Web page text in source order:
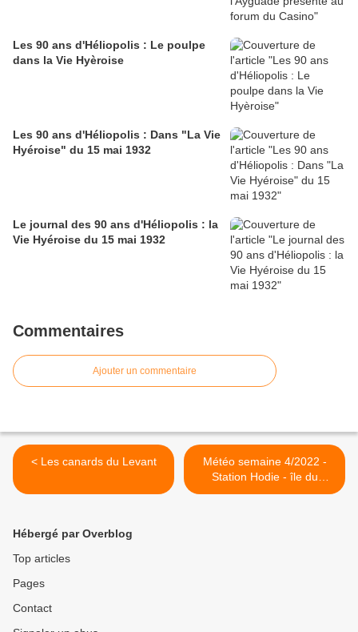
Les 90 ans d'Héliopolis : Le poulpe
dans la Vie Hyèroise
Les 90 ans d'Héliopolis : Dans "La Vie
Hyéroise" du 15 mai 1932
Le journal des 90 ans d'Héliopolis : la
Vie Hyéroise du 15 mai 1932
Commentaires
Ajouter un commentaire
< Les canards du Levant
Météo semaine 4/2022 -
Station Hodie - île du
Levant >
Hébergé par Overblog
Top articles
Pages
Contact